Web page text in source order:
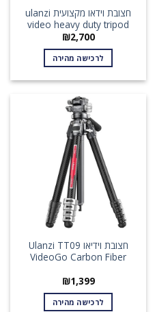
חצובת וידאו מקצועית ulanzi
video heavy duty tripod
₪2,700
לרכישה מהירה
חצובת וידיאו Ulanzi TT09
VideoGo Carbon Fiber
₪1,399
לרכישה מהירה